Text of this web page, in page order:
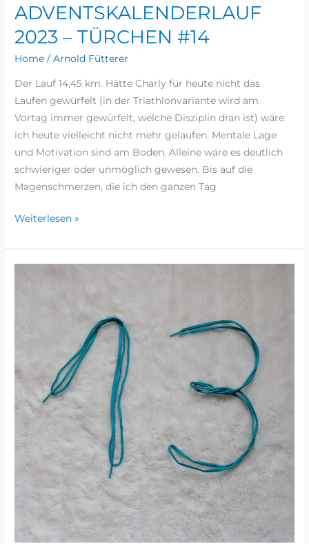
ADVENTSKALENDERLAUF
2023 – TÜRCHEN #14
Home /Arnold Fütterer
Der Lauf 14,45 km. Hätte Charly für heute nicht das
Laufen gewürfelt (in der Triathlonvariante wird am
Vortag immer gewürfelt, welche Disziplin dran ist) wäre
ich heute vielleicht nicht mehr gelaufen. Mentale Lage
und Motivation sind am Boden. Alleine wäre es deutlich
schwieriger oder unmöglich gewesen. Bis auf die
Magenschmerzen, die ich den ganzen Tag
Weiterlesen »